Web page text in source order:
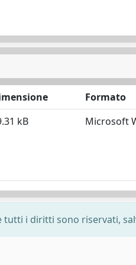
Formato
kB Microsoft
i diritti sono riservati,